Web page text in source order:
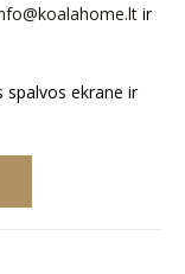
ir
ekrane ir